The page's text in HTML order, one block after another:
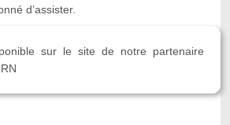
d’assister.
sur le site de notre partenaire